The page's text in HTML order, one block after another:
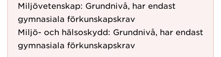
Miljövetenskap: Grundnivå, har endast
gymnasiala förkunskapskrav
Miljö- och hälsoskydd: Grundnivå, har endast
gymnasiala förkunskapskrav